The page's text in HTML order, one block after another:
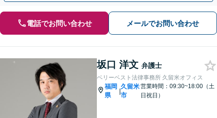
電話でお問い合わせ メールでお問い合わせ
坂口 洋文 弁護士
ベリーベスト法律事務所 久留米オフィス
福岡
県
|
久留米
市
営業時間：09:30~18:00（土
日祝日）